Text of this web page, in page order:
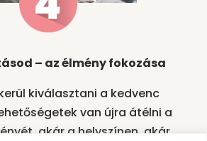
– az élmény fokozása
kiválasztani a kedvenc
van újra átélni a
akár a helyszínen, akár